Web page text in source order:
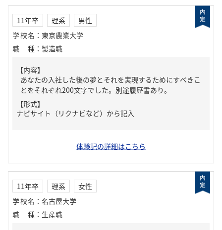
11年卒 理系
男性
学校名 ： 東京農業大学
職種 ： 製造職
【内容】
あなたの入社した後の夢とそれを実現するためにすべきこ
とをそれぞれ200文字でした。別途履歴書あり。
【形式】
ナビサイト（リクナビなど）から記入
体験記の詳細はこちら
11年卒 理系
女性
学校名 ： 名古屋大学
職種 ： 生産職